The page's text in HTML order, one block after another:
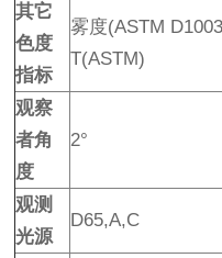
其它
色度
指标
雾度(ASTM
T(ASTM)
观察
者角
度
2°
观测
光源
D65,A,C